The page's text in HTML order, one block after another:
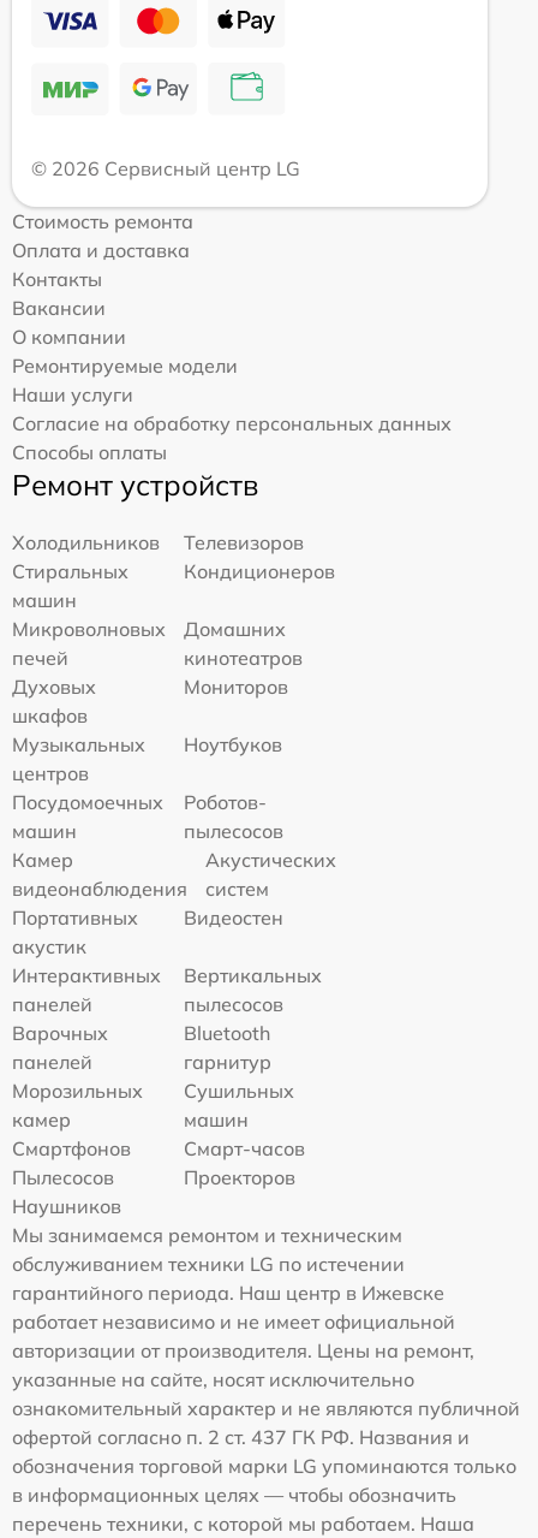
© 2026 Сервисный центр LG
Стоимость ремонта
Оплата и доставка
Контакты
Вакансии
О компании
Ремонтируемые модели
Наши услуги
Согласие на обработку персональных данных
Способы оплаты
Ремонт устройств
Холодильников
Телевизоров
Стиральных
машин
Кондиционеров
Микроволновых
печей
Домашних
кинотеатров
Духовых
шкафов
Мониторов
Музыкальных
центров
Ноутбуков
Посудомоечных
машин
Роботов-
пылесосов
Камер
видеонаблюдения
Акустических
систем
Портативных
акустик
Видеостен
Интерактивных
панелей
Вертикальных
пылесосов
Варочных
панелей
Bluetooth
гарнитур
Морозильных
камер
Сушильных
машин
Смартфонов
Смарт-часов
Пылесосов
Проекторов
Наушников
Мы занимаемся ремонтом и техническим
обслуживанием техники LG по истечении
гарантийного периода. Наш центр в Ижевске
работает независимо и не имеет официальной
авторизации от производителя. Цены на ремонт,
указанные на сайте, носят исключительно
ознакомительный характер и не являются публичной
офертой согласно п. 2 ст. 437 ГК РФ. Названия и
обозначения торговой марки LG упоминаются только
в информационных целях — чтобы обозначить
перечень техники, с которой мы работаем. Наша